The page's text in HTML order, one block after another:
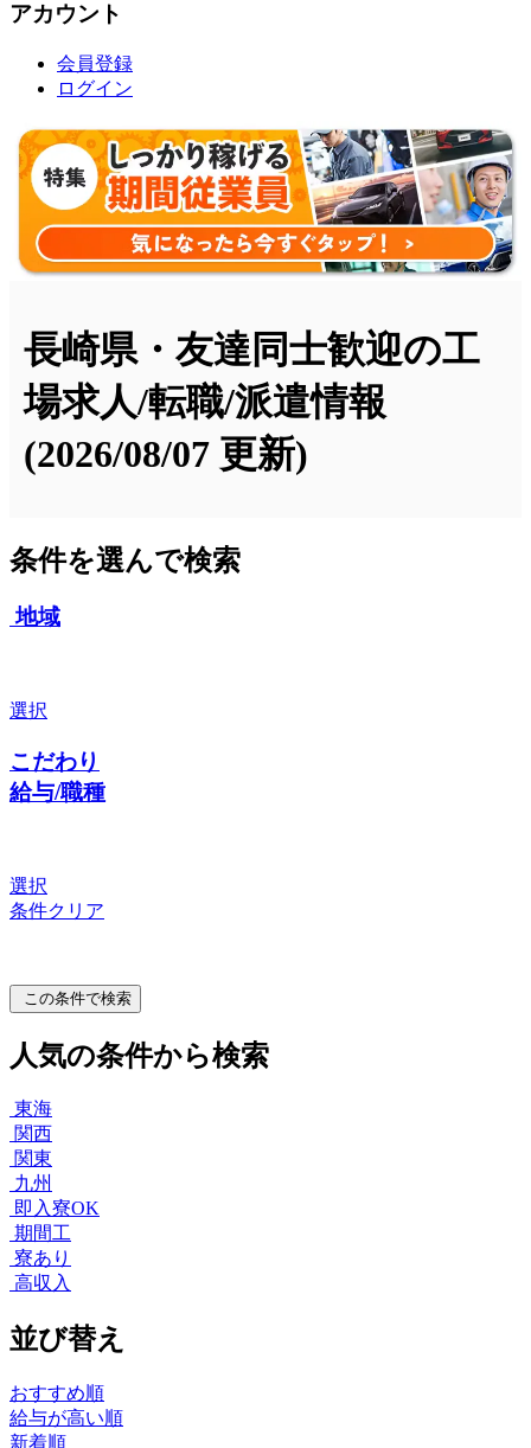
アカウント
会員登録
ログイン
長崎県・友達同士歓迎の工
場求人/転職/派遣情報
(2026/08/07 更新)
条件を選んで検索
地域
選択
こだわり
給与/職種
選択
条件クリア
この条件で検索
人気の条件から検索
東海
関西
関東
九州
即入寮OK
期間工
寮あり
高収入
並び替え
おすすめ順
給与が高い順
新着順